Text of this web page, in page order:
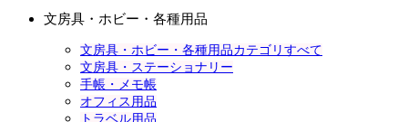
文房具・ホビー・各種用品
文房具・ホビー・各種用品カテゴリすべて
文房具・ステーショナリー
手帳・メモ帳
オフィス用品
トラベル用品